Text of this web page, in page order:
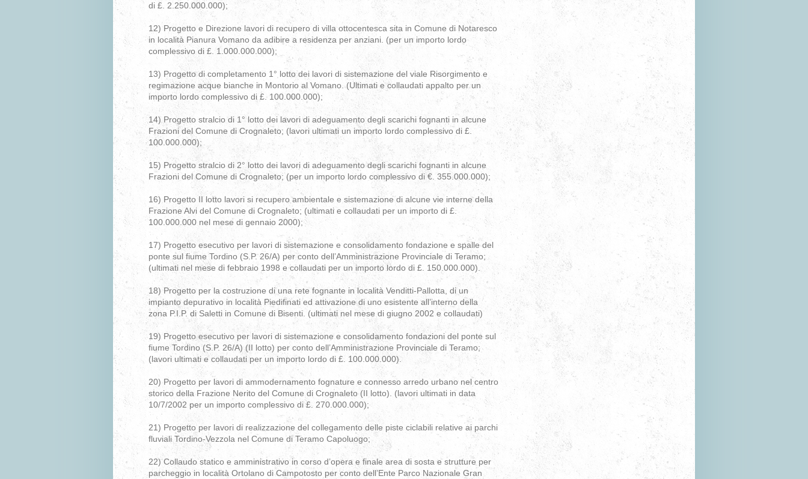
di £. 2.250.000.000);
12) Progetto e Direzione lavori di recupero di villa ottocentesca sita in Comune di Notaresco
in località Pianura Vomano da adibire a residenza per anziani. (per un importo lordo
complessivo di £. 1.000.000.000);
13) Progetto di completamento 1° lotto dei lavori di sistemazione del viale Risorgimento e
regimazione acque bianche in Montorio al Vomano. (Ultimati e collaudati appalto per un
importo lordo complessivo di £. 100.000.000);
14) Progetto stralcio di 1° lotto dei lavori di adeguamento degli scarichi fognanti in alcune
Frazioni del Comune di Crognaleto; (lavori ultimati un importo lordo complessivo di £.
100.000.000);
15) Progetto stralcio di 2° lotto dei lavori di adeguamento degli scarichi fognanti in alcune
Frazioni del Comune di Crognaleto; (per un importo lordo complessivo di €. 355.000.000);
16) Progetto II lotto lavori si recupero ambientale e sistemazione di alcune vie interne della
Frazione Alvi del Comune di Crognaleto; (ultimati e collaudati per un importo di £.
100.000.000 nel mese di gennaio 2000);
17) Progetto esecutivo per lavori di sistemazione e consolidamento fondazione e spalle del
ponte sul fiume Tordino (S.P. 26/A) per conto dell’Amministrazione Provinciale di Teramo;
(ultimati nel mese di febbraio 1998 e collaudati per un importo lordo di £. 150.000.000).
18) Progetto per la costruzione di una rete fognante in località Venditti-Pallotta, di un
impianto depurativo in località Piedifinati ed attivazione di uno esistente all’interno della
zona P.I.P. di Saletti in Comune di Bisenti. (ultimati nel mese di giugno 2002 e collaudati)
19) Progetto esecutivo per lavori di sistemazione e consolidamento fondazioni del ponte sul
fiume Tordino (S.P. 26/A) (II lotto) per conto dell’Amministrazione Provinciale di Teramo;
(lavori ultimati e collaudati per un importo lordo di £. 100.000.000).
20) Progetto per lavori di ammodernamento fognature e connesso arredo urbano nel centro
storico della Frazione Nerito del Comune di Crognaleto (II lotto). (lavori ultimati in data
10/7/2002 per un importo complessivo di £. 270.000.000);
21) Progetto per lavori di realizzazione del collegamento delle piste ciclabili relative ai parchi
fluviali Tordino-Vezzola nel Comune di Teramo Capoluogo;
22) Collaudo statico e amministrativo in corso d’opera e finale area di sosta e strutture per
parcheggio in località Ortolano di Campotosto per conto dell’Ente Parco Nazionale Gran